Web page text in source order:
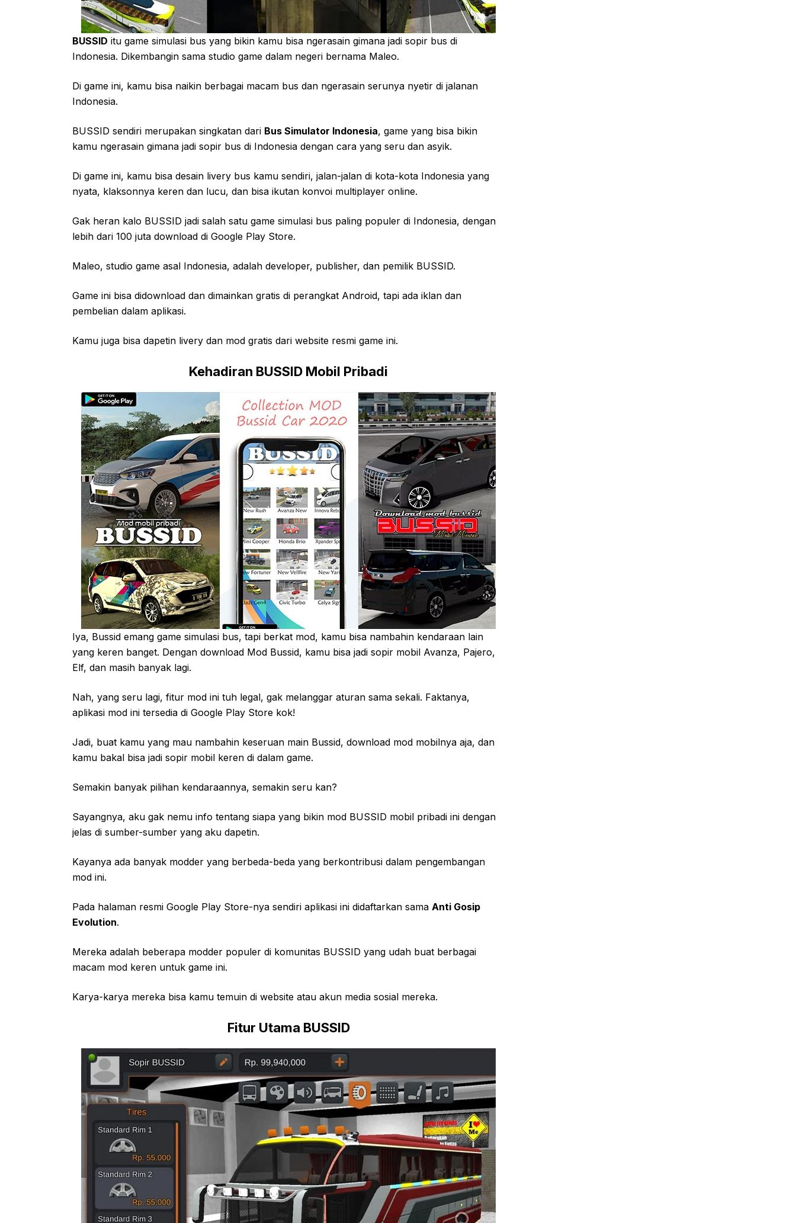
BUSSID itu game simulasi bus yang bikin kamu bisa ngerasain gimana jadi sopir bus di
Indonesia. Dikembangin sama studio game dalam negeri bernama Maleo.
Di game ini, kamu bisa naikin berbagai macam bus dan ngerasain serunya nyetir di jalanan
Indonesia.
BUSSID sendiri merupakan singkatan dari Bus Simulator Indonesia, game yang bisa bikin
kamu ngerasain gimana jadi sopir bus di Indonesia dengan cara yang seru dan asyik.
Di game ini, kamu bisa desain livery bus kamu sendiri, jalan-jalan di kota-kota Indonesia yang
nyata, klaksonnya keren dan lucu, dan bisa ikutan konvoi multiplayer online.
Gak heran kalo BUSSID jadi salah satu game simulasi bus paling populer di Indonesia, dengan
lebih dari 100 juta download di Google Play Store.
Maleo, studio game asal Indonesia, adalah developer, publisher, dan pemilik BUSSID.
Game ini bisa didownload dan dimainkan gratis di perangkat Android, tapi ada iklan dan
pembelian dalam aplikasi.
Kamu juga bisa dapetin livery dan mod gratis dari website resmi game ini.
Kehadiran BUSSID Mobil Pribadi
Iya, Bussid emang game simulasi bus, tapi berkat mod, kamu bisa nambahin kendaraan lain
yang keren banget. Dengan download Mod Bussid, kamu bisa jadi sopir mobil Avanza, Pajero,
Elf, dan masih banyak lagi.
Nah, yang seru lagi, fitur mod ini tuh legal, gak melanggar aturan sama sekali. Faktanya,
aplikasi mod ini tersedia di Google Play Store kok!
Jadi, buat kamu yang mau nambahin keseruan main Bussid, download mod mobilnya aja, dan
kamu bakal bisa jadi sopir mobil keren di dalam game.
Semakin banyak pilihan kendaraannya, semakin seru kan?
Sayangnya, aku gak nemu info tentang siapa yang bikin mod BUSSID mobil pribadi ini dengan
jelas di sumber-sumber yang aku dapetin.
Kayanya ada banyak modder yang berbeda-beda yang berkontribusi dalam pengembangan
mod ini.
Pada halaman resmi Google Play Store-nya sendiri aplikasi ini didaftarkan sama Anti Gosip
Evolution.
Mereka adalah beberapa modder populer di komunitas BUSSID yang udah buat berbagai
macam mod keren untuk game ini.
Karya-karya mereka bisa kamu temuin di website atau akun media sosial mereka.
Fitur Utama BUSSID